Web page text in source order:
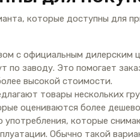
которые доступны для
с официальным дилерским
заводу. Это помогает
высокой стоимости.
товары нескольких
оцениваются более
которые
Обычно такой